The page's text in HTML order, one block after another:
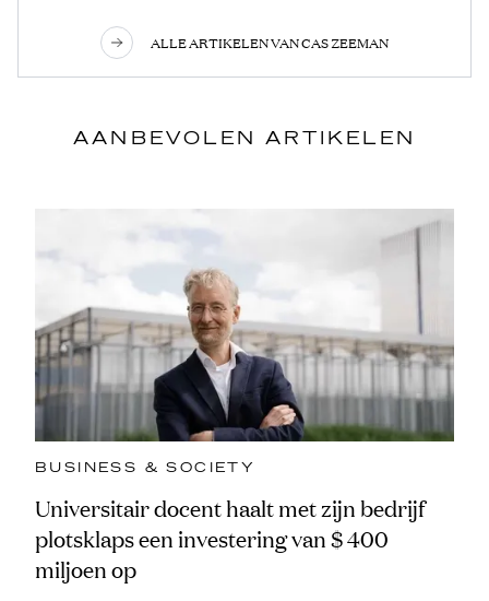
ALLE ARTIKELEN VAN CAS ZEEMAN
AANBEVOLEN ARTIKELEN
BUSINESS & SOCIETY
Universitair docent haalt met zijn bedrijf
plotsklaps een investering van $ 400
miljoen op